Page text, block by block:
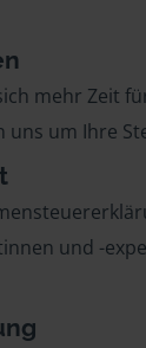
mehr Zeit
uns um Ihre
und -